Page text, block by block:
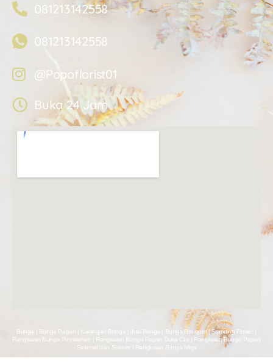
081213142558
081213142558
@Popoflorist01
Buka 24 Jam
Bunga | Bunga Papan | Karangan Bunga | Jual Bunga | Bunga Bouquet | Standing Flower |
Rangkaian Bunga Pernikahan | Rangkaian Bunga Papan Duka Cita | Rangkaian Bunga Papan
Selamat dan Sukses | Rangkaian Bunga Meja